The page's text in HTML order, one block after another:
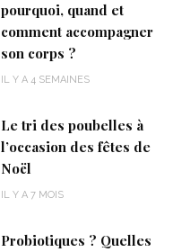
pourquoi, quand et
comment accompagner
son corps ?
IL Y A 4 SEMAINES
Le tri des poubelles à
l’occasion des fêtes de
Noël
IL Y A 7 MOIS
Probiotiques ? Quelles